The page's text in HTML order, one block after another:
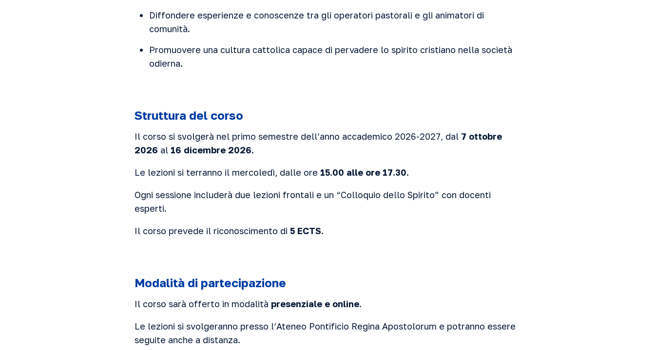
Diffondere esperienze e conoscenze tra gli operatori pastorali e gli animatori di
comunità.
Promuovere una cultura cattolica capace di pervadere lo spirito cristiano nella società
odierna.
Struttura del corso
Il corso si svolgerà nel primo semestre dell’anno accademico 2026-2027, dal 7 ottobre
2026 al 16 dicembre 2026.
Le lezioni si terranno il mercoledì, dalle ore 15.00 alle ore 17.30.
Ogni sessione includerà due lezioni frontali e un “Colloquio dello Spirito” con docenti
esperti.
Il corso prevede il riconoscimento di 5 ECTS.
Modalità di partecipazione
Il corso sarà offerto in modalità presenziale e online.
Le lezioni si svolgeranno presso l’Ateneo Pontificio Regina Apostolorum e potranno essere
seguite anche a distanza.